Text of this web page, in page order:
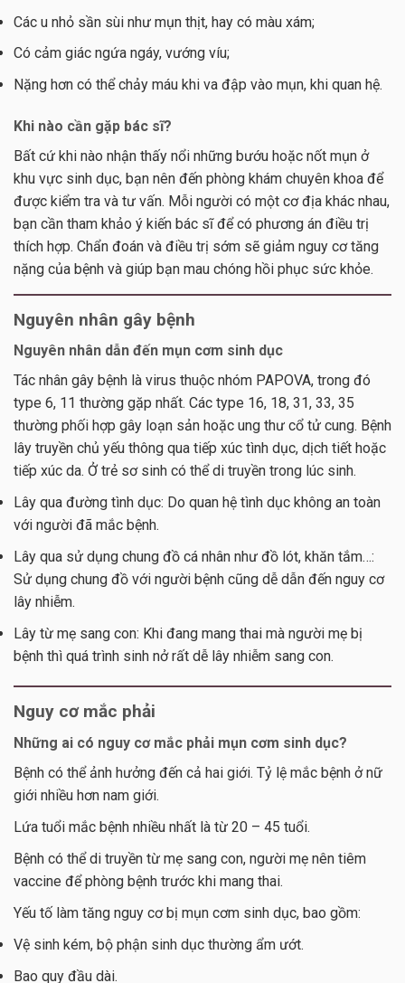
Các u nhỏ sần sùi như mụn thịt, hay có màu xám;
Có cảm giác ngứa ngáy, vướng víu;
Nặng hơn có thể chảy máu khi va đập vào mụn, khi quan hệ.
Khi nào cần gặp bác sĩ?
Bất cứ khi nào nhận thấy nổi những bướu hoặc nốt mụn ở
khu vực sinh dục, bạn nên đến phòng khám chuyên khoa để
được kiểm tra và tư vấn. Mỗi người có một cơ địa khác nhau,
bạn cần tham khảo ý kiến bác sĩ để có phương án điều trị
thích hợp. Chẩn đoán và điều trị sớm sẽ giảm nguy cơ tăng
nặng của bệnh và giúp bạn mau chóng hồi phục sức khỏe.
Nguyên nhân gây bệnh
Nguyên nhân dẫn đến mụn cơm sinh dục
Tác nhân gây bệnh là virus thuộc nhóm PAPOVA, trong đó
type 6, 11 thường gặp nhất. Các type 16, 18, 31, 33, 35
thường phối hợp gây loạn sản hoặc ung thư cổ tử cung. Bệnh
lây truyền chủ yếu thông qua tiếp xúc tình dục, dịch tiết hoặc
tiếp xúc da. Ở trẻ sơ sinh có thể di truyền trong lúc sinh.
Lây qua đường tình dục: Do quan hệ tình dục không an toàn
với người đã mắc bệnh.
Lây qua sử dụng chung đồ cá nhân như đồ lót, khăn tắm…:
Sử dụng chung đồ với người bệnh cũng dễ dẫn đến nguy cơ
lây nhiễm.
Lây từ mẹ sang con: Khi đang mang thai mà người mẹ bị
bệnh thì quá trình sinh nở rất dễ lây nhiễm sang con.
Nguy cơ mắc phải
Những ai có nguy cơ mắc phải mụn cơm sinh dục?
Bệnh có thể ảnh hưởng đến cả hai giới. Tỷ lệ mắc bệnh ở nữ
giới nhiều hơn nam giới.
Lứa tuổi mắc bệnh nhiều nhất là từ 20 – 45 tuổi.
Bệnh có thể di truyền từ mẹ sang con, người mẹ nên tiêm
vaccine để phòng bệnh trước khi mang thai.
Yếu tố làm tăng nguy cơ bị mụn cơm sinh dục, bao gồm:
Vệ sinh kém, bộ phận sinh dục thường ẩm ướt.
Bao quy đầu dài.